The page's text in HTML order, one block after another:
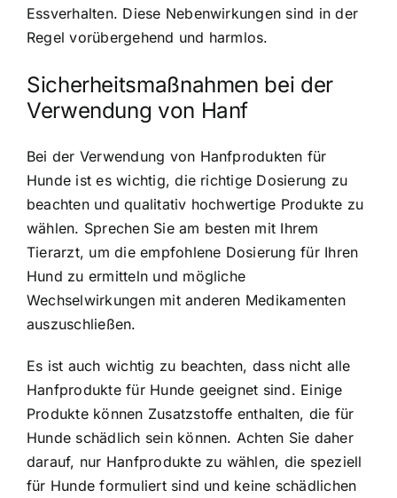
Essverhalten. Diese Nebenwirkungen sind in der
Regel vorübergehend und harmlos.
Sicherheitsmaßnahmen bei der
Verwendung von Hanf
Bei der Verwendung von Hanfprodukten für
Hunde ist es wichtig, die richtige Dosierung zu
beachten und qualitativ hochwertige Produkte zu
wählen. Sprechen Sie am besten mit Ihrem
Tierarzt, um die empfohlene Dosierung für Ihren
Hund zu ermitteln und mögliche
Wechselwirkungen mit anderen Medikamenten
auszuschließen.
Es ist auch wichtig zu beachten, dass nicht alle
Hanfprodukte für Hunde geeignet sind. Einige
Produkte können Zusatzstoffe enthalten, die für
Hunde schädlich sein können. Achten Sie daher
darauf, nur Hanfprodukte zu wählen, die speziell
für Hunde formuliert sind und keine schädlichen